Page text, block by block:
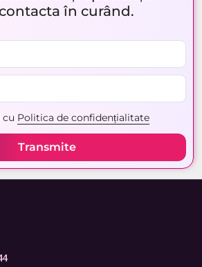
în curând.
cu Politica de confidențialitate
Transmite